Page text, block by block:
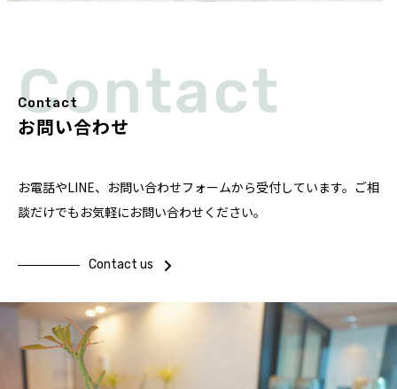
Contact
Contact
お問い合わせ
お電話やLINE、お問い合わせフォームから受付しています。ご相
談だけでもお気軽にお問い合わせください。
Contact us